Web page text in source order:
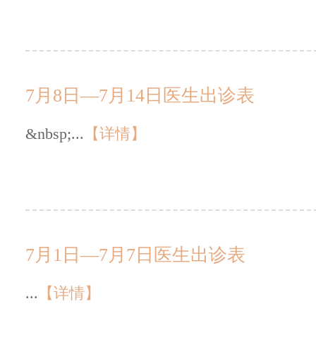
7月8日—7月14日医生出诊表
&nbsp;... 【详情】
7月1日—7月7日医生出诊表
... 【详情】